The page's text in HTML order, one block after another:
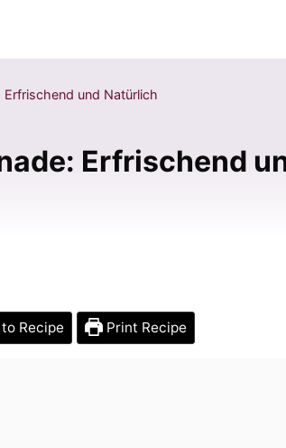
und Natürlich
Erfrischend
Recipe Print Recipe